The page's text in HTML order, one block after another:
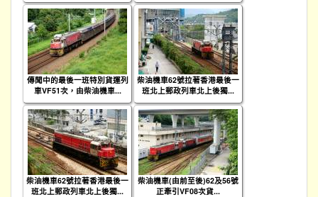
傳聞中的最後一班特別貨運列
車VF51次，由柴油機車...
柴油機車62號拉著香港最後一
班北上郵政列車北上後獨...
柴油機車62號拉著香港最後一
班北上郵政列車北上後獨...
柴油機車(由前至後)62及56號
正牽引VF08次貨...